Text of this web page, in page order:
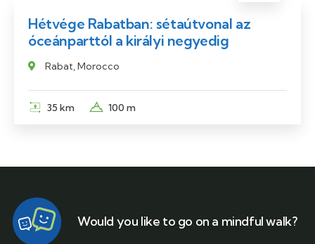
Hétvége Rabatban: sétaútvonal az
óceánparttól a királyi negyedig
Rabat, Morocco
35 km 100 m
Would you like to go on a mindful walk?